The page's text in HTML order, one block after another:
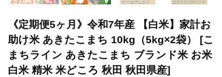
《定期便5ヶ月》令和7年産 【白米】家計お
助け米 あきたこまち 10kg（5kg×2袋） [こ
まちライン あきたこまち ブランド米 お米
白米 精米 米どころ 秋田 秋田県産]